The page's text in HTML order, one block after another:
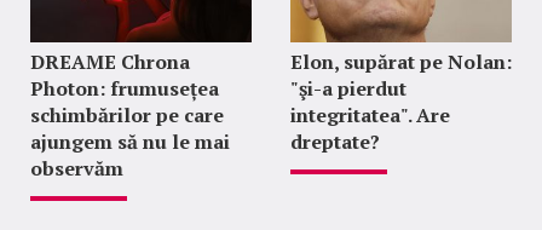
DREAME Chrona
Photon: frumusețea
schimbărilor pe care
ajungem să nu le mai
observăm
Elon, supărat pe Nolan:
"şi-a pierdut
integritatea". Are
dreptate?